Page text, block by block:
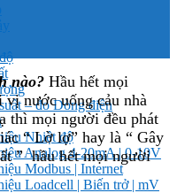
– đo Dòng điện
Nhiệt độ
Analog 4-20mA | 0-10V
Modbus | Internet
Loadcell | Biến trở | mV
nào? Hầu hết mọi
nước uống cảu nhà
thì mọi người đều phát
“ Lờ lợ” hay là “ Gây
” hầu hết mọi người